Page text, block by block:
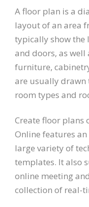
A floor plan is a
layout of an area
typically show the
and doors, as well
furniture,
are usually drawn
room types and
Create floor plans
Online features
large variety of
templates. It also
online meeting
collection of real-